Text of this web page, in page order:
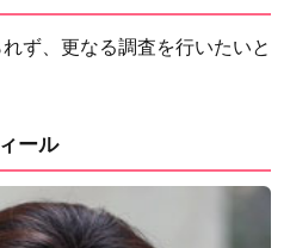
ず、更なる調査を行いたいと
ール